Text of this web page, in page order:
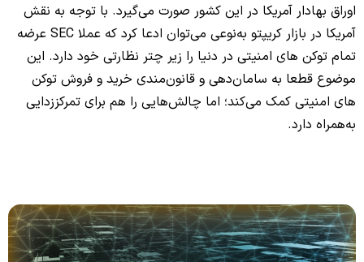
اوراق بهادار آمریکا در این کشور صورت می‌گیرد. با توجه به نقش
آمریکا در بازار کریپتو به‌نوعی می‌توان ادعا کرد که عملا SEC عرضه
تمام توکن‌ های امنیتی در دنیا را زیر چتر نظارتی خود دارد. این
موضوع قطعا به سامان‌دهی و قانون‌مندی خرید و فروش توکن‌
های امنیتی کمک می‌کند؛ اما چالش‌هایی را هم برای تمرکززدایی
به‌همراه دارد.